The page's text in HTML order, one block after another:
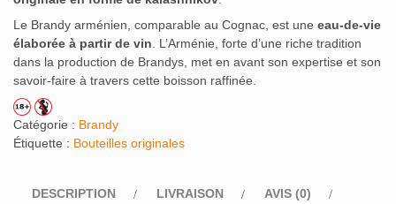
Le Brandy arménien, comparable au Cognac, est une eau-de-vie
élaborée à partir de vin . L’Arménie, forte d’une riche tradition
dans la production de Brandys, met en avant son expertise et son
savoir-faire à travers cette boisson raffinée.
Catégorie : Brandy
Étiquette : Bouteilles originales
DESCRIPTION LIVRAISON AVIS (0)